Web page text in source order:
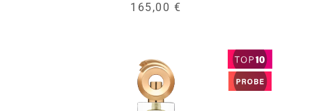
165,00 €